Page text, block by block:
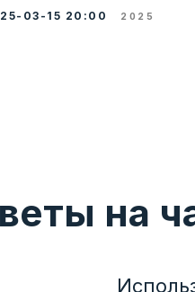
03-15 20:00 2025
на